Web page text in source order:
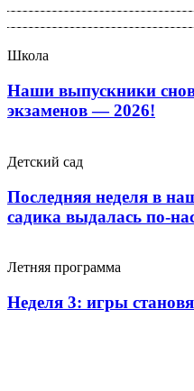
Школа
Наши выпускники
экзаменов — 2026!
Детский сад
Последняя неделя в
садика выдалась по-
Летняя программа
Неделя 3: игры